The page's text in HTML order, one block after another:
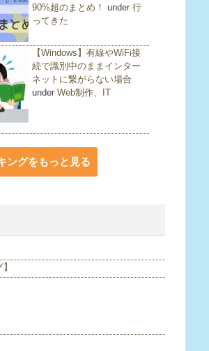
90%超のまとめ！ under 行
ってきた
【Windows】有線やWiFi接
続で識別中のままインター
ネットに繋がらない場合
under Web制作、IT
ングをもっと見る